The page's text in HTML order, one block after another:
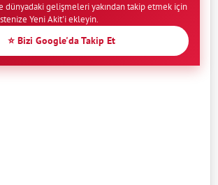
dünyadaki gelişmeleri yakından takip etmek için
Yeni Akit'i ekleyin.
⭐ Bizi Google'da Takip Et